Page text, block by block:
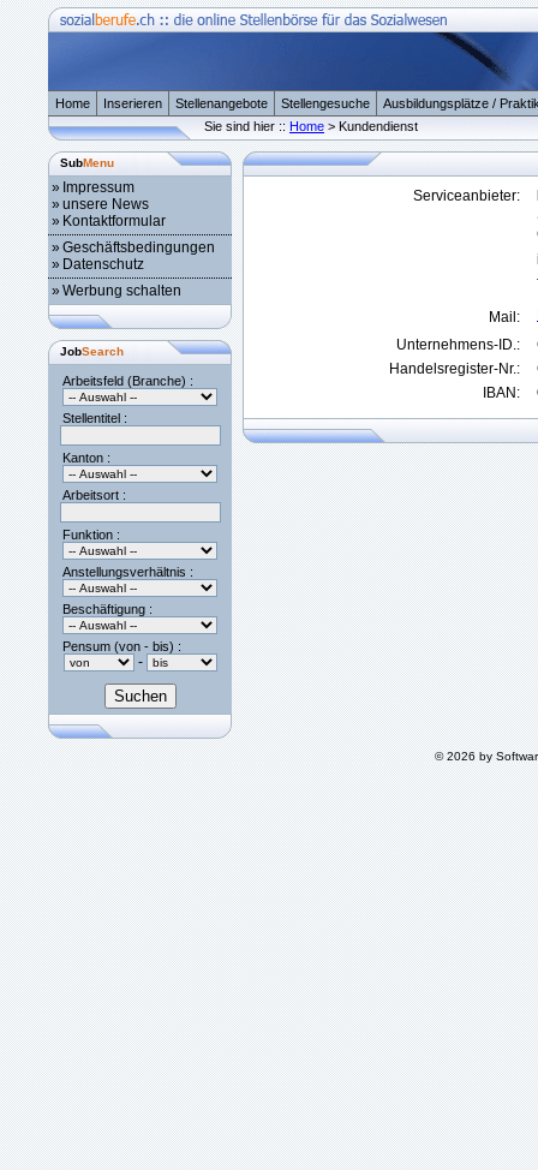
Home Inserieren Stellenangebote Stellengesuche
Ausbildungsplätze /
Sie sind hier :: Home > Kundendienst
SubMenu
» Impressum
»unsere News
» Kontaktformular
»Geschäftsbedingungen
» Datenschutz
»Werbung schalten
JobSearch
Arbeitsfeld (Branche) :
Stellentitel :
Kanton :
Arbeitsort :
Funktion :
Anstellungsverhältnis :
Beschäftigung :
Pensum (von - bis) :
-
Serviceanbieter:
Mail:
Unternehmens-ID.:
Handelsregister-Nr.:
IBAN:
© 2026 by